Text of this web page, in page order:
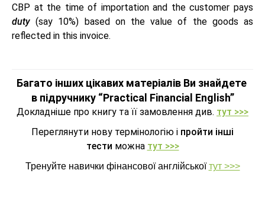
CBP at the time of importation and the customer pays
duty (say 10%) based on the value of the goods as
reflected in this invoice.
Багато інших цікавих матеріалів Ви знайдете
в підручнику “Practical Financial English”
Докладніше про книгу та її замовлення див. тут >>>
Переглянути нову термінологію і пройти інші
тести можна тут >>>
Тренуйте навички фінансової англійськоїтут >>>